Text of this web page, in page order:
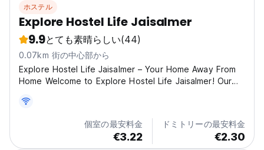
ホステル
Explore Hostel Life Jaisalmer
9.9とても素晴らしい(44)
0.07km 街の中心部から
Explore Hostel Life Jaisalmer – Your Home Away From
Home Welcome to Explore Hostel Life Jaisalmer! Our
Jaisalmer Fort, making it easy to explore the city's rich
history and vibrant culture. Stay in our comfortable...
個室の最安料金
€3.22
ドミトリーの最安料金
€2.30